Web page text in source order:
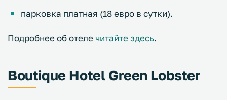
парковка платная (18 евро в сутки).
Подробнее об отеле читайте здесь.
Boutique Hotel Green Lobster